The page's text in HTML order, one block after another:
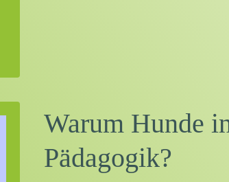
Warum Hunde
Pädagogik?